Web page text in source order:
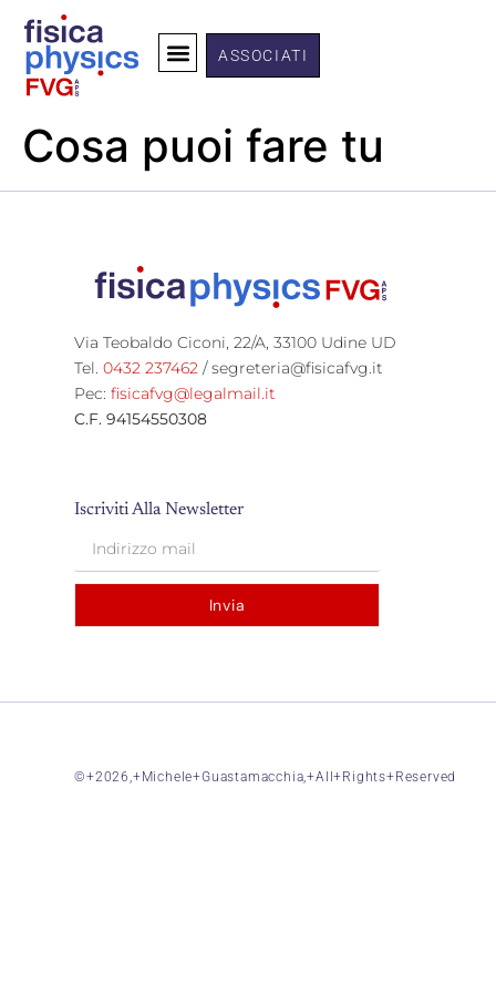
ASSOCIATI
Cosa puoi fare tu
Via Teobaldo Ciconi, 22/A, 33100 Udine UD
Tel.0432 237462 / segreteria@fisicafvg.it
Pec:fisicafvg@legalmail.it
C.F. 94154550308
Iscriviti Alla Newsletter
Invia
©+2026,+Michele+Guastamacchia,+All+Rights+Reserved